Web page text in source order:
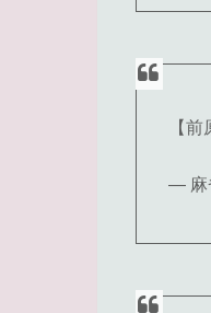
【
— 麻